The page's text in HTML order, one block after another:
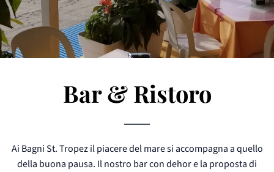
Bar & Ristoro
Ai Bagni St. Tropez il piacere del mare si accompagna a quello
della buona pausa. Il nostro bar con dehor e la proposta di